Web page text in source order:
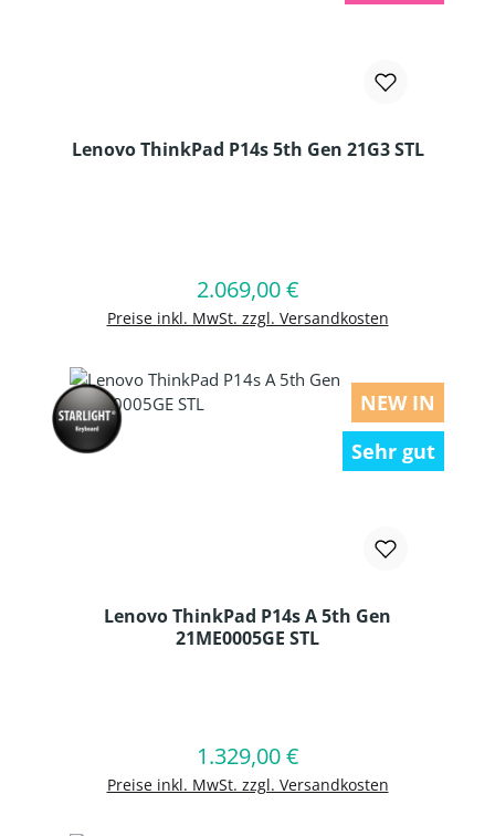
Lenovo ThinkPad P14s 5th Gen 21G3 STL
Regulärer Preis:
2.069,00 €
Preise inkl. MwSt. zzgl. Versandkosten
In den Warenkorb
NEW IN
Sehr gut
Lenovo ThinkPad P14s A 5th Gen
21ME0005GE STL
Regulärer Preis:
1.329,00 €
Preise inkl. MwSt. zzgl. Versandkosten
In den Warenkorb